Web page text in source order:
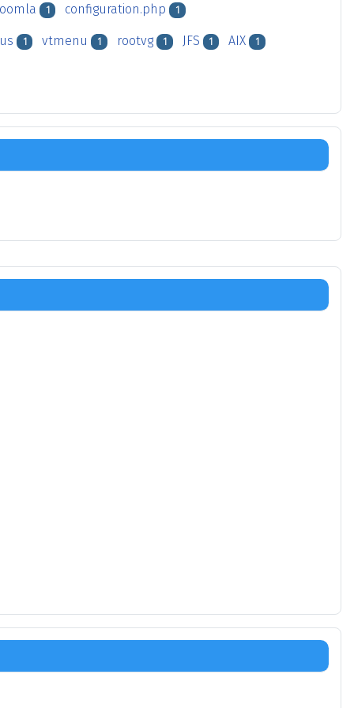
1 configuration.php 1
1 vtmenu 1 rootvg 1 JFS 1 AIX 1